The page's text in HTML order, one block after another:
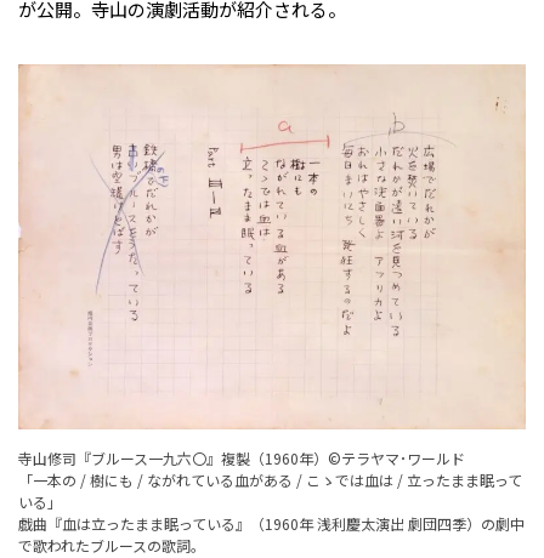
が公開。寺山の演劇活動が紹介される。
寺山修司『ブルース一九六〇』複製（1960年）©テラヤマ･ワールド
「一本の / 樹にも / ながれている血がある / こゝでは血は / 立ったまま眠って
いる」
戯曲『血は立ったまま眠っている』（1960年 浅利慶太演出 劇団四季）の劇中
で歌われたブルースの歌詞。